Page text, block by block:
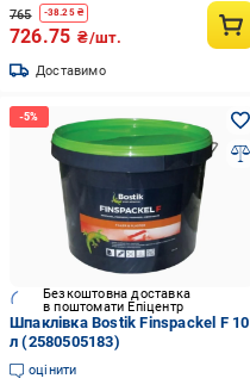
765 -38.25₴
726.75 ₴/шт.
Доставимо
Безкоштовна доставка
в поштомати Епіцентр
Шпаклівка Bostik Finspackel F 10
л (2580505183)
оцінити